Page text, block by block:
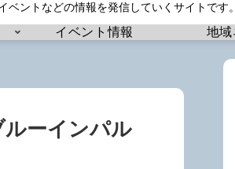
ントなどの情報を発信していくサイトです。
イベント情報 地域
ルーインパル